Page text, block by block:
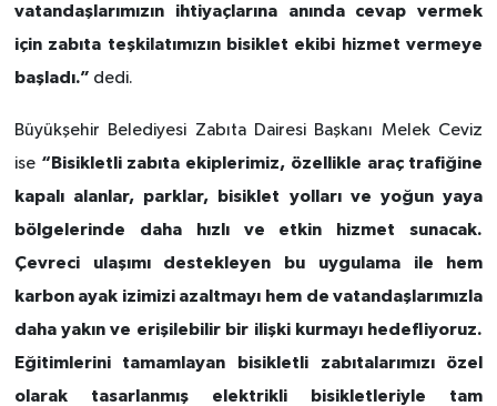
vatandaşlarımızın ihtiyaçlarına anında cevap vermek
için zabıta teşkilatımızın bisiklet ekibi hizmet vermeye
başladı.” dedi.
Büyükşehir Belediyesi Zabıta Dairesi Başkanı Melek Ceviz
ise “Bisikletli zabıta ekiplerimiz, özellikle araç trafiğine
kapalı alanlar, parklar, bisiklet yolları ve yoğun yaya
bölgelerinde daha hızlı ve etkin hizmet sunacak.
Çevreci ulaşımı destekleyen bu uygulama ile hem
karbon ayak izimizi azaltmayı hem de vatandaşlarımızla
daha yakın ve erişilebilir bir ilişki kurmayı hedefliyoruz.
Eğitimlerini tamamlayan bisikletli zabıtalarımızı özel
olarak tasarlanmış elektrikli bisikletleriyle tam